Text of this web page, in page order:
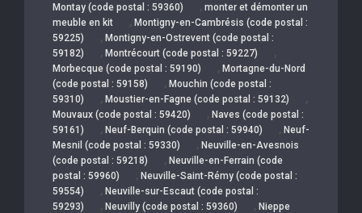
Montay (code postal : 59360) , monter et démonter un
meuble en kit
, Montigny-en-Cambrésis (code postal :
59225)
, Montigny-en-Ostrevent (code postal :
59182)
, Montrécourt (code postal : 59227) ,
Morbecque (code postal : 59190) , Mortagne-du-Nord
(code postal : 59158)
, Mouchin (code postal :
59310)
, Moustier-en-Fagne (code postal : 59132) ,
Mouvaux (code postal : 59420) , Naves (code postal :
59161)
, Neuf-Berquin (code postal : 59940) , Neuf-
Mesnil (code postal : 59330)
, Neuville-en-Avesnois
(code postal : 59218)
, Neuville-en-Ferrain (code
postal : 59960)
, Neuville-Saint-Rémy (code postal :
59554)
, Neuville-sur-Escaut (code postal :
59293)
, Neuvilly (code postal : 59360) , Nieppe